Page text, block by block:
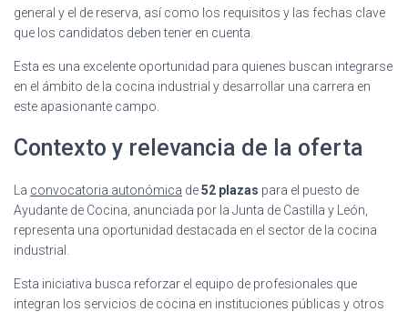
general y el de reserva, así como los requisitos y las fechas clave
que los candidatos deben tener en cuenta.
Esta es una excelente oportunidad para quienes buscan integrarse
en el ámbito de la cocina industrial y desarrollar una carrera en
este apasionante campo.
Contexto y relevancia de la oferta
La convocatoria autonómica de52 plazas para el puesto de
Ayudante de Cocina, anunciada por la Junta de Castilla y León,
representa una oportunidad destacada en el sector de la cocina
industrial.
Esta iniciativa busca reforzar el equipo de profesionales que
integran los servicios de cocina en instituciones públicas y otros